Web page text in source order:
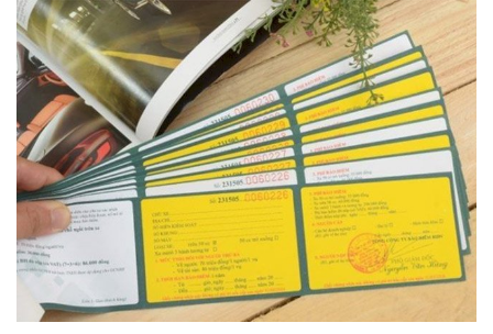
Gallery
Lái xe an toàn
Tin tức
Videos
Tin nóng MXH